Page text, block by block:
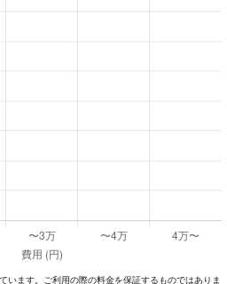
います。ご利⽤の際の料⾦を保証するものではありま